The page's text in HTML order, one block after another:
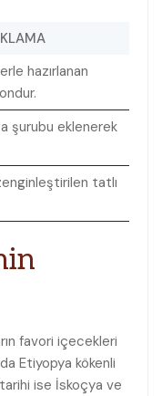
hazırlanan
şurubu eklenerek
tatlı
favori içecekleri
Etiyopya kökenli
ise İskoçya ve